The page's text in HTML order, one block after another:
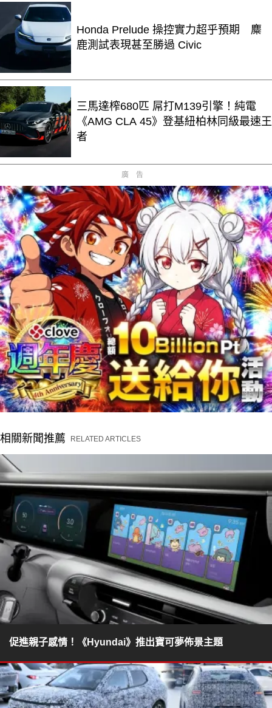
Honda Prelude 操控實力超乎預期 麋
鹿測試表現甚至勝過 Civic
三馬達榨680匹 屌打M139引擎！純電
《AMG CLA 45》登基紐柏林同級最速王
者
廣告
相關新聞推薦 RELATED ARTICLES
促進親子感情！《Hyundai》推出寶可夢佈景主題